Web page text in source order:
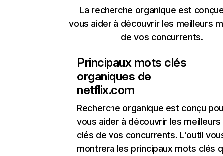
La recherche organique est
vous aider à découvrir les meilleurs
de vos concurrents.
Principaux mots clés
organiques de
netflix.com
Recherche organique est conçu
vous aider à découvrir les
clés de vos concurrents. L'outil
montrera les principaux mots clés